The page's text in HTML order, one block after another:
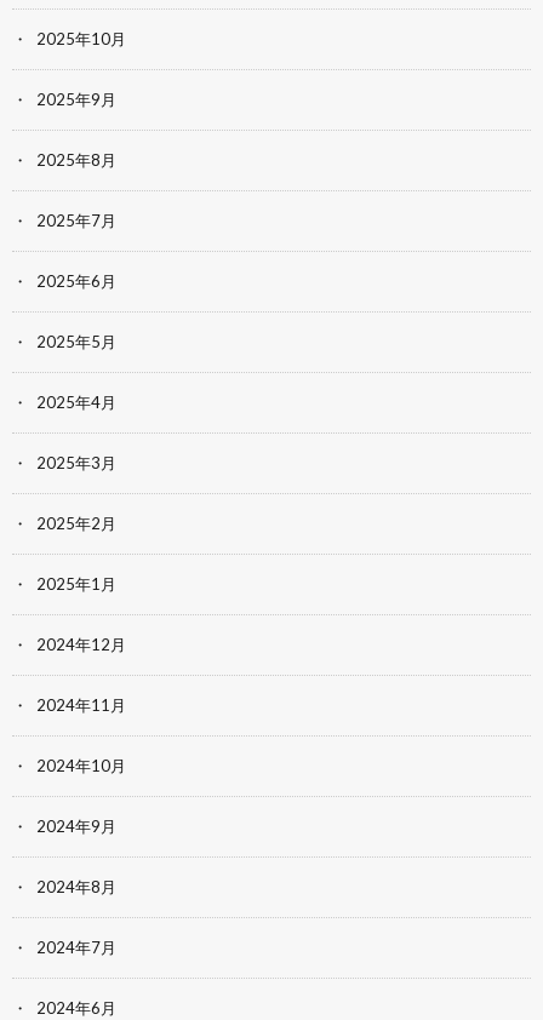
2025年10月
2025年9月
2025年8月
2025年7月
2025年6月
2025年5月
2025年4月
2025年3月
2025年2月
2025年1月
2024年12月
2024年11月
2024年10月
2024年9月
2024年8月
2024年7月
2024年6月